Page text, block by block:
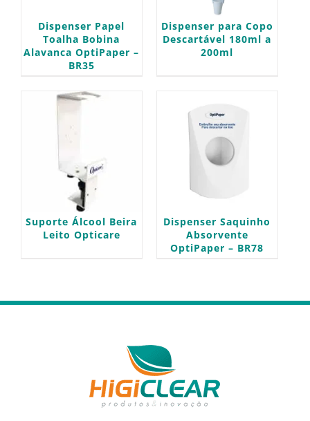
Dispenser Papel
Toalha Bobina
Alavanca OptiPaper –
BR35
Dispenser para Copo
Descartável 180ml a
200ml
Suporte Álcool Beira
Leito Opticare
Dispenser Saquinho
Absorvente
OptiPaper – BR78